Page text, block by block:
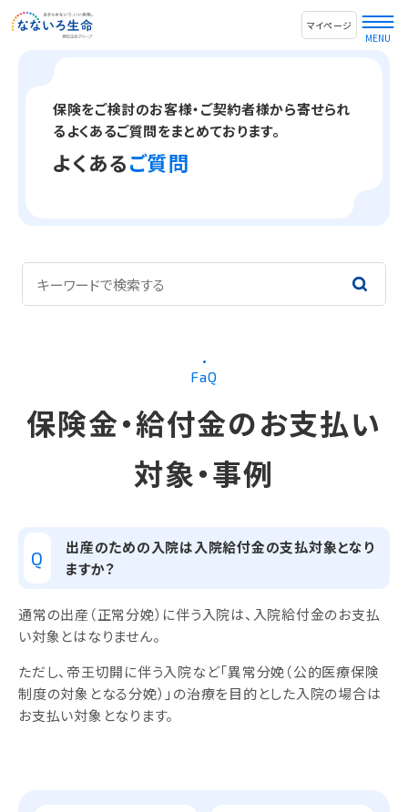
マイページ
保険をご検討のお客様・ご契約者様から寄せられ
るよくあるご質問をまとめております。
よくあるご質問
FaQ
保険金・給付金のお支払い
対象・事例
Q
出産のための入院は入院給付金の支払対象となり
ますか？
通常の出産（正常分娩）に伴う入院は、入院給付金のお支払
い対象とはなりません。
ただし、帝王切開に伴う入院など「異常分娩（公的医療保険
制度の対象となる分娩）」の治療を目的とした入院の場合は
お支払い対象となります。